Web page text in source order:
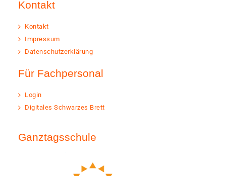
Kontakt
Kontakt
Impressum
Datenschutzerklärung
Für Fachpersonal
Login
Digitales Schwarzes Brett
Ganztagsschule